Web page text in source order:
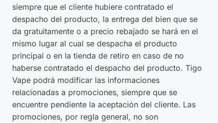
siempre que el cliente hubiere contratado el
despacho del producto, la entrega del bien que se
da gratuitamente o a precio rebajado se hará en el
mismo lugar al cual se despacha el producto
principal o en la tienda de retiro en caso de no
haberse contratado el despacho del producto. Tigo
Vape podrá modificar las informaciones
relacionadas a promociones, siempre que se
encuentre pendiente la aceptación del cliente. Las
promociones, por regla general, no son